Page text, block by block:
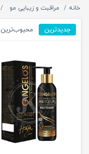
خانه مراقبت و زیبایی مو
جدیدترین محبوب‌ترین